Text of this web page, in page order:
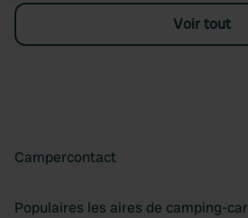
Voir tout
Campercontact
Populaires les aires de camping-car